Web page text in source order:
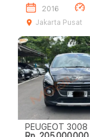
2016
Jakarta Pusat